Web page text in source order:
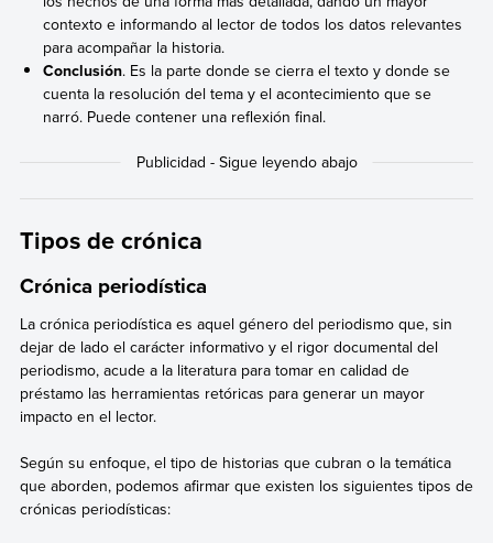
contexto e informando al lector de todos los datos relevantes
para acompañar la historia.
Conclusión. Es la parte donde se cierra el texto y donde se
cuenta la resolución del tema y el acontecimiento que se
narró. Puede contener una reflexión final.
Tipos de crónica
Crónica periodística
La crónica periodística es aquel género del periodismo que, sin
dejar de lado el carácter informativo y el rigor documental del
periodismo, acude a la literatura para tomar en calidad de
préstamo las herramientas retóricas para generar un mayor
impacto en el lector.
Según su enfoque, el tipo de historias que cubran o la temática
que aborden, podemos afirmar que existen los siguientes tipos de
crónicas periodísticas: